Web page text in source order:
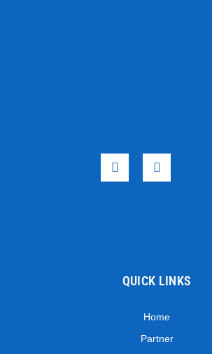
QUICK LINKS
Home
Partner